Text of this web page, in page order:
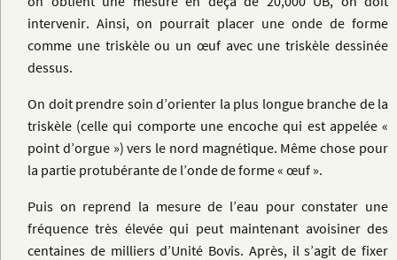
intervenir. Ainsi, on pourrait placer une onde de forme
comme une triskèle ou un œuf avec une triskèle dessinée
dessus.
On doit prendre soin d’orienter la plus longue branche de la
triskèle (celle qui comporte une encoche qui est appelée «
point d’orgue ») vers le nord magnétique. Même chose pour
la partie protubérante de l’onde de forme « œuf ».
Puis on reprend la mesure de l’eau pour constater une
fréquence très élevée qui peut maintenant avoisiner des
centaines de milliers d’Unité Bovis. Après, il s’agit de fixer